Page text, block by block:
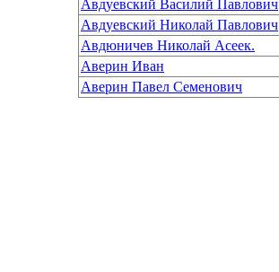
Авдуевский Василий Павлович
Авдуевский Николай Павлович
Авдюничев Николай Асеек.
Аверин Иван
Аверин Павел Семенович